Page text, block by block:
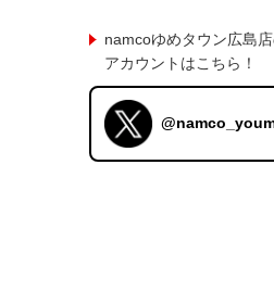
namcoゆめタウン広島
アカウントはこちら！